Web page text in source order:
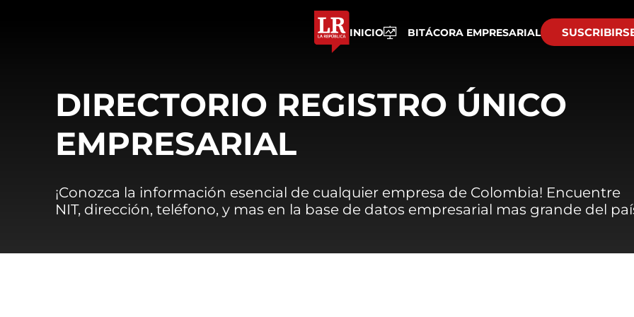
INICIO BITÁCORA EMPRESARIAL
DIRECTORIO REGISTRO ÚNICO
EMPRESARIAL
¡Conozca la información esencial de cualquier empresa de Colombia! Encuentre
NIT, dirección, teléfono, y mas en la base de datos empresarial mas grande del